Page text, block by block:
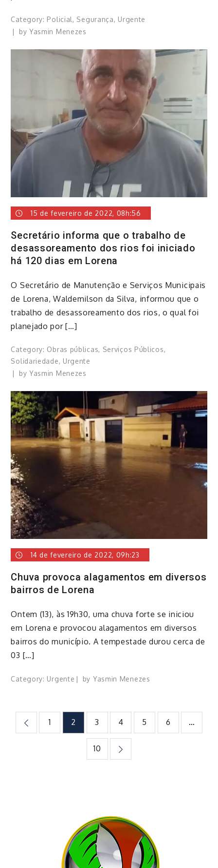
Category: Policial, Segurança, Urgente
by Yasmin Menezes
15 de fevereiro de 2022, 08h:56
Secretário informa que o trabalho de
desassoreamento dos rios foi iniciado
há 120 dias em Lorena
​O Secretário de Manutenção e Serviços Municipais
de Lorena, Waldemilson da Silva, informou que o
trabalho de desassoreamento dos rios, o qual foi
planejado por […]
Category: Obras públicas, Serviços Públicos,
Solidariedade, Urgente
by Yasmin Menezes
14 de fevereiro de 2022, 09h:23
Chuva provoca alagamentos em diversos
bairros de Lorena
​Ontem (13), às 19h30, uma chuva forte se iniciou
em Lorena e provocou alagamentos em diversos
bairros do município. A tempestade durou cerca de
03 […]
Category: Urgente by Yasmin Menezes
Paginação
1 2 3 4 5 6 …
10